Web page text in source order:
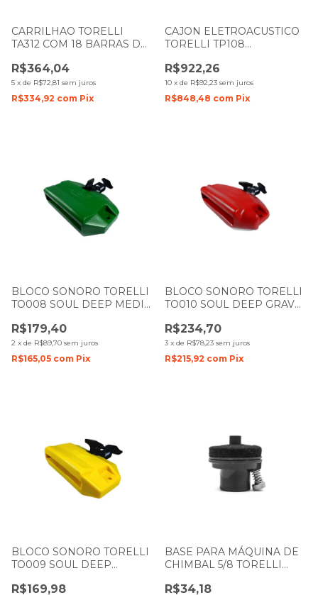
CARRILHAO TORELLI
TA312 COM 18 BARRAS DE
R$364,04
5 x de R$72,81 sem juros
R$334,92 com Pix
CAJON ELETROACUSTICO
TORELLI TP108
PRETO
R$922,26
10 x de R$92,23 sem juros
R$848,48 com Pix
BLOCO SONORO TORELLI
TO008 SOUL DEEP MEDIO
R$179,40
2 x de R$89,70 sem juros
R$165,05 com Pix
BLOCO SONORO TORELLI
TO010 SOUL DEEP GRAVE
R$234,70
3 x de R$78,23 sem juros
R$215,92 com Pix
BLOCO SONORO TORELLI
TO009 SOUL DEEP
R$169,98
BASE PARA MÁQUINA DE
CHIMBAL 5/8 TORELLI
ARRUELA
R$34,18